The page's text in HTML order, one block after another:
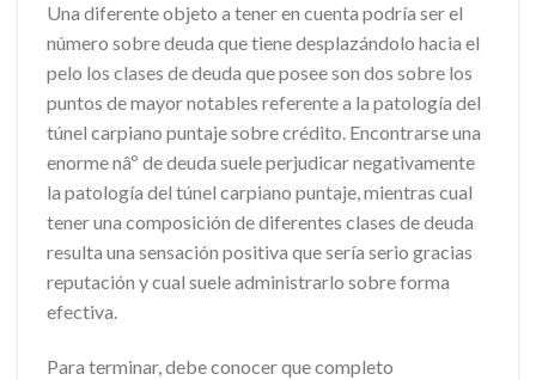
Una diferente objeto a tener en cuenta podrí­a ser el
número sobre deuda que tiene desplazándolo hacia el
pelo los clases de deuda que posee son dos sobre los
puntos de mayor notables referente a la patologí­a del
túnel carpiano puntaje sobre crédito. Encontrarse una
enorme nâº de deuda suele perjudicar negativamente
la patologí­a del túnel carpiano puntaje, mientras cual
tener una composición de diferentes clases de deuda
resulta una sensación positiva que serí­a serio gracias
reputación y cual suele administrarlo sobre forma
efectiva.
Para terminar, debe conocer que completo